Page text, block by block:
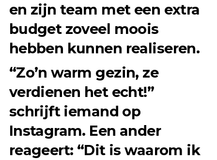
en zijn team met een extra
budget zoveel moois
hebben kunnen realiseren.
“Zo’n warm gezin, ze
verdienen het echt!”
schrijft iemand op
Instagram. Een ander
reageert: “Dit is waarom ik